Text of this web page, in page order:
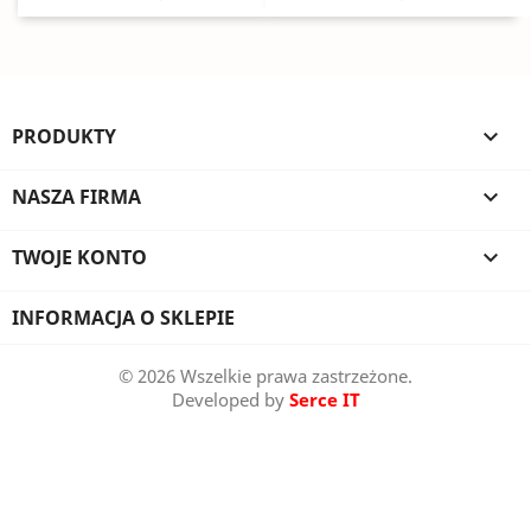
PRODUKTY 
NASZA FIRMA 
TWOJE KONTO 
INFORMACJA O SKLEPIE
© 2026 Wszelkie prawa zastrzeżone.
Developed by Serce IT